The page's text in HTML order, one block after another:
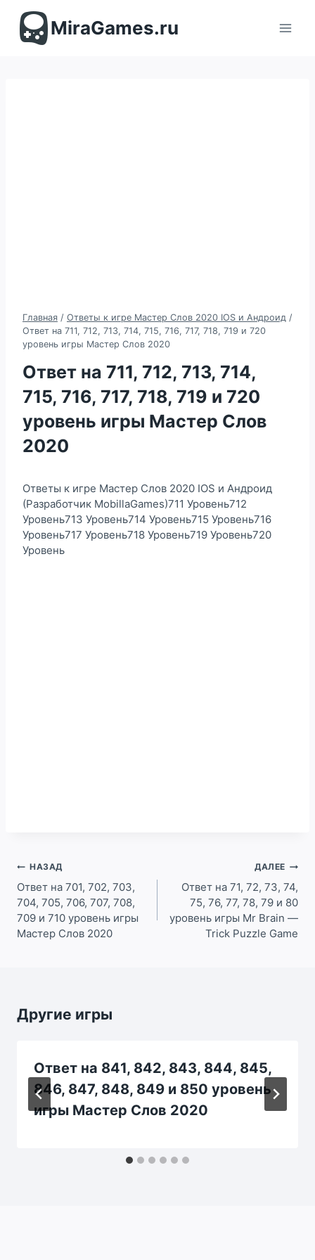
содержимомуMiraGames.ru
Главная / Ответы к игре Мастер Слов 2020 IOS и Андроид /
Ответ на 711, 712, 713, 714, 715, 716, 717, 718, 719 и 720
уровень игры Мастер Слов 2020
Ответ на 711, 712, 713, 714,
715, 716, 717, 718, 719 и 720
уровень игры Мастер Слов
2020
Ответы к игре Мастер Слов 2020 IOS и Андроид
(Разработчик MobillaGames)711 Уровень712
Уровень713 Уровень714 Уровень715 Уровень716
Уровень717 Уровень718 Уровень719 Уровень720
Уровень
Навигация
по
записям
НАЗАД
Ответ на 701, 702, 703,
704, 705, 706, 707, 708,
709 и 710 уровень игры
Мастер Слов 2020
ДАЛЕЕ
Ответ на 71, 72, 73, 74,
75, 76, 77, 78, 79 и 80
уровень игры Mr Brain —
Trick Puzzle Game
Другие игры
Ответ на 841, 842, 843, 844, 845,
846, 847, 848, 849 и 850 уровень
игры Мастер Слов 2020